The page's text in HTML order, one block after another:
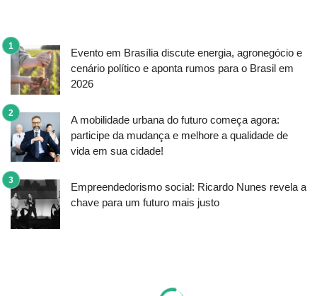
Evento em Brasília discute energia, agronegócio e
cenário político e aponta rumos para o Brasil em
2026
A mobilidade urbana do futuro começa agora:
participe da mudança e melhore a qualidade de
vida em sua cidade!
Empreendedorismo social: Ricardo Nunes revela a
chave para um futuro mais justo